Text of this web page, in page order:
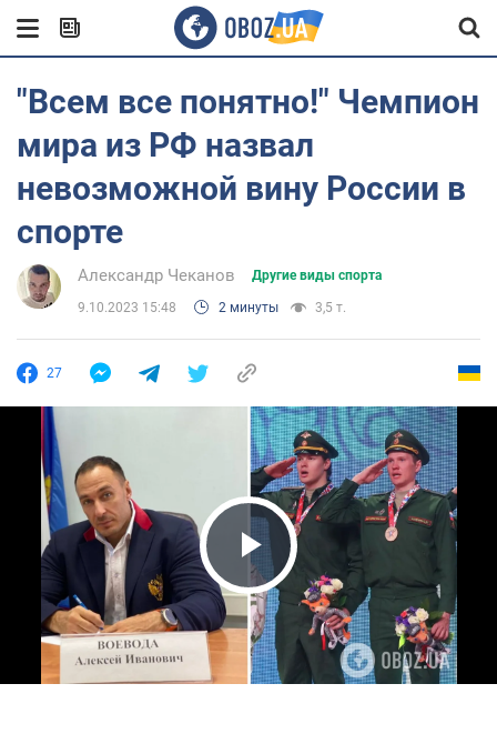
"Всем все понятно!" Чемпион
мира из РФ назвал
невозможной вину России в
спорте
Александр Чеканов Другие виды спорта
9.10.2023 15:48 2 минуты 3,5 т.
27
Play Video